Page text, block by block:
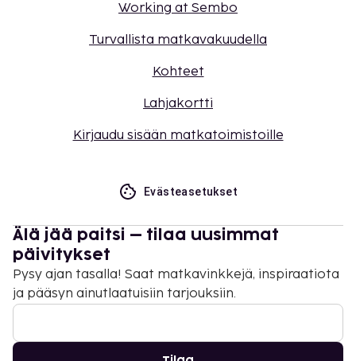
Working at Sembo
Turvallista matkavakuudella
Kohteet
Lahjakortti
Kirjaudu sisään matkatoimistoille
Evästeasetukset
Älä jää paitsi – tilaa uusimmat
päivitykset
Pysy ajan tasalla! Saat matkavinkkejä, inspiraatiota
ja pääsyn ainutlaatuisiin tarjouksiin.